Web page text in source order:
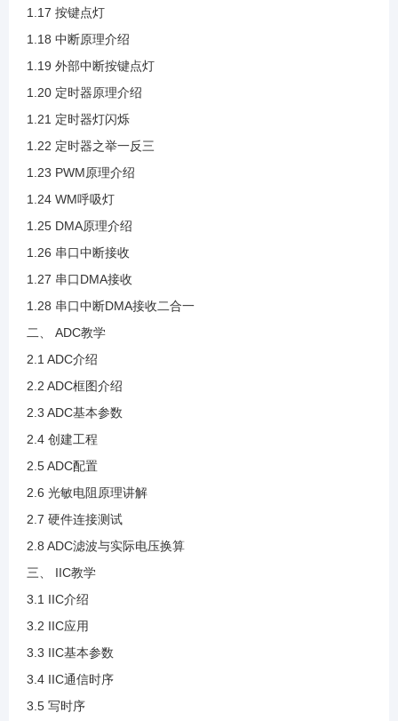
1.26 串口中断接收
1.28 串口中断DMA接收二合一
2.6 光敏电阻原理讲解
2.7 硬件连接测试
1.17 按键点灯
1.18 中断原理介绍
1.19 外部中断按键点灯
1.20 定时器原理介绍
1.21 定时器灯闪烁
1.22 定时器之举一反三
1.23 PWM原理介绍
1.24 WM呼吸灯
1.25 DMA原理介绍
1.26 串口中断接收
1.27 串口DMA接收
1.28 串口中断DMA接收二合一
二、 ADC教学
2.1 ADC介绍
2.2 ADC框图介绍
2.3 ADC基本参数
2.4 创建工程
2.5 ADC配置
2.6 光敏电阻原理讲解
2.7 硬件连接测试
2.8 ADC滤波与实际电压换算
三、 IIC教学
3.1 IIC介绍
3.2 IIC应用
3.3 IIC基本参数
3.4 IIC通信时序
3.5 写时序